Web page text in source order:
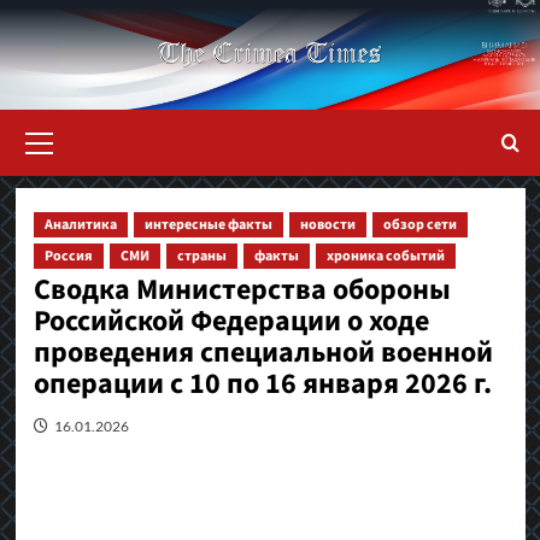
Перейти
к
содержимому
меню
Аналитика интересные факты новости
обзор сети
Россия
СМИ страны факты хроника событий
Сводка Министерства обороны
Российской Федерации о ходе
проведения специальной военной
операции с 10 по 16 января 2026 г.
16.01.2026